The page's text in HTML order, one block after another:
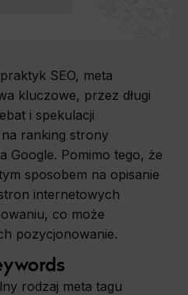
SEO, meta
kluczowe, przez długi
i spekulacji
ranking strony
Google. Pomimo tego, że
sposobem na opisanie
internetowych
co może
pozycjonowanie.
rodzaj meta tagu